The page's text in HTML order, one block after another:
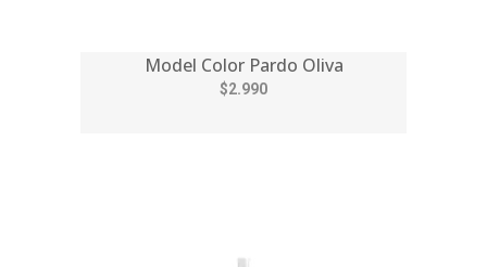
Model Color Pardo Oliva
$2.990